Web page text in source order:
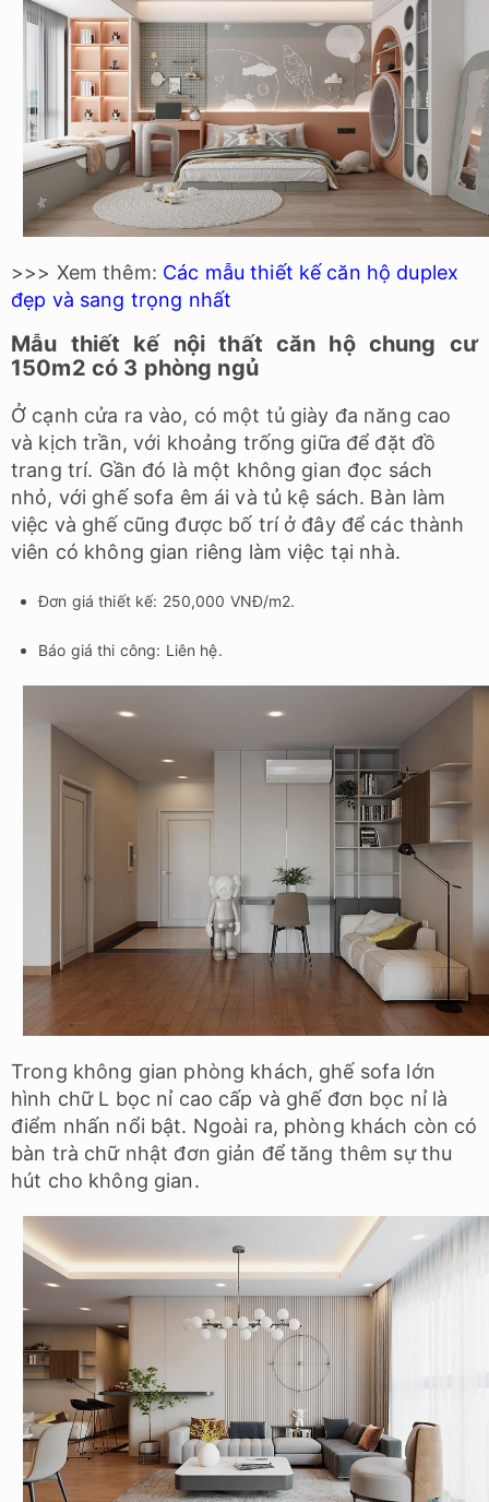
>>> Xem thêm: Các mẫu thiết kế căn hộ duplex
đẹp và sang trọng nhất
Mẫu thiết kế nội thất căn hộ chung cư
150m2 có 3 phòng ngủ
Ở cạnh cửa ra vào, có một tủ giày đa năng cao
và kịch trần, với khoảng trống giữa để đặt đồ
trang trí. Gần đó là một không gian đọc sách
nhỏ, với ghế sofa êm ái và tủ kệ sách. Bàn làm
việc và ghế cũng được bố trí ở đây để các thành
viên có không gian riêng làm việc tại nhà.
Đơn giá thiết kế: 250,000 VNĐ/m2.
Báo giá thi công: Liên hệ.
Trong không gian phòng khách, ghế sofa lớn
hình chữ L bọc nỉ cao cấp và ghế đơn bọc nỉ là
điểm nhấn nổi bật. Ngoài ra, phòng khách còn có
bàn trà chữ nhật đơn giản để tăng thêm sự thu
hút cho không gian.